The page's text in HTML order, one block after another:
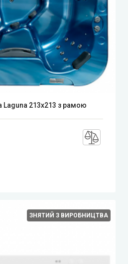
Laguna 213x213 з рамою
ЗНЯТИЙ З ВИРОБНИЦТВА